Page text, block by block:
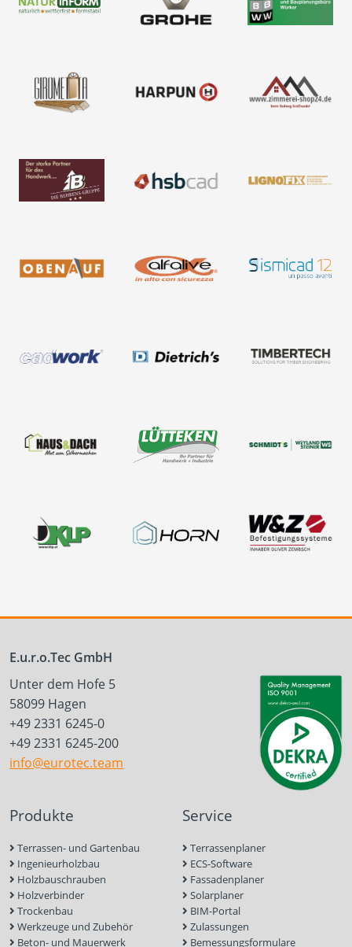
E.u.r.o.Tec GmbH
Unter dem Hofe 5
58099 Hagen
+49 2331 6245-0
+49 2331 6245-200
info@eurotec.team
Produkte
Terrassen- und Gartenbau
Ingenieurholzbau
Holzbauschrauben
Holzverbinder
Trockenbau
Werkzeuge und Zubehör
Beton- und Mauerwerk
Service
Terrassenplaner
ECS-Software
Fassadenplaner
Solarplaner
BIM-Portal
Zulassungen
Bemessungsformulare